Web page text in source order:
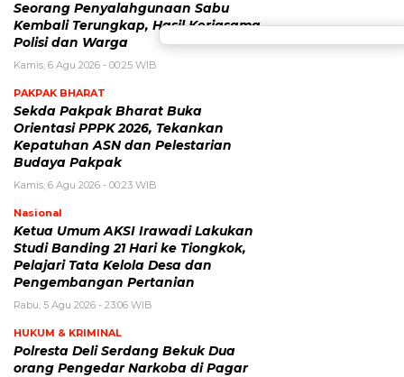
Seorang Penyalahgunaan Sabu
Kembali Terungkap, Hasil Kerjasama
Polisi dan Warga
Kamis, 6 Agu 2026 - 00:25 WIB
PAKPAK BHARAT
Sekda Pakpak Bharat Buka
Orientasi PPPK 2026, Tekankan
Kepatuhan ASN dan Pelestarian
Budaya Pakpak
Kamis, 6 Agu 2026 - 00:23 WIB
Nasional
Ketua Umum AKSI Irawadi Lakukan
Studi Banding 21 Hari ke Tiongkok,
Pelajari Tata Kelola Desa dan
Pengembangan Pertanian
Rabu, 5 Agu 2026 - 23:06 WIB
HUKUM & KRIMINAL
Polresta Deli Serdang Bekuk Dua
orang Pengedar Narkoba di Pagar